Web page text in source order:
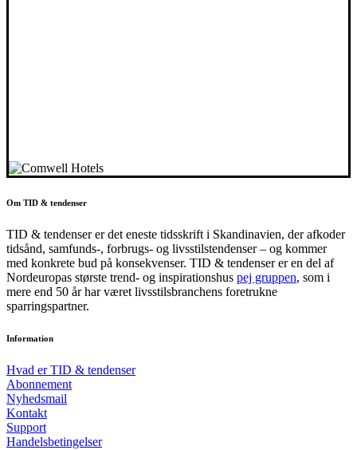
Om TID & tendenser
TID & tendenser er det eneste tidsskrift i Skandinavien, der afkoder
tidsånd, samfunds-, forbrugs- og livsstilstendenser – og kommer
med konkrete bud på konsekvenser. TID & tendenser er en del af
Nordeuropas største trend- og inspirationshus pej gruppen, som i
mere end 50 år har været livsstilsbranchens foretrukne
sparringspartner.
Information
Hvad er TID & tendenser
Abonnement
Nyhedsmail
Kontakt
Support
Handelsbetingelser